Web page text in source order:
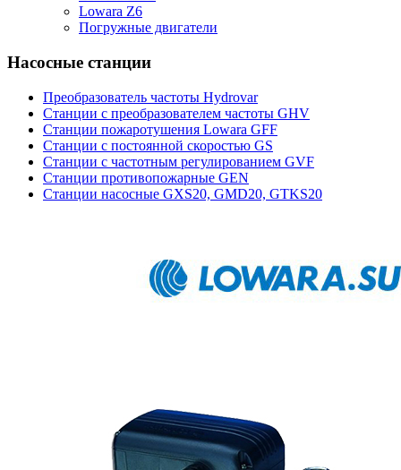
Lowara Z6
Погружные двигатели
Насосные станции
Преобразователь частоты Hydrovar
Станции с преобразователем частоты GHV
Станции пожаротушения Lowara GFF
Станции с постоянной скоростью GS
Станции с частотным регулированием GVF
Станции противопожарные GEN
Станции насосные GXS20, GMD20, GTKS20